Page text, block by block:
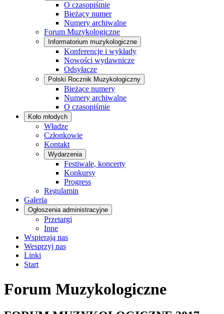
O czasopiśmie
Bieżący numer
Numery archiwalne
Forum Muzykologiczne
Informatorium muzykologiczne
Konferencje i wykłady
Nowości wydawnicze
Odsyłacze
Polski Rocznik Muzykologiczny
Bieżące numery
Numery archiwalne
O czasopiśmie
Koło młodych
Władze
Członkowie
Kontakt
Wydarzenia
Festiwale, koncerty
Konkursy
Progress
Regulamin
Galeria
Ogłoszenia administracyjne
Przetargi
Inne
Wspierają nas
Wesprzyj nas
Linki
Start
Forum Muzykologiczne